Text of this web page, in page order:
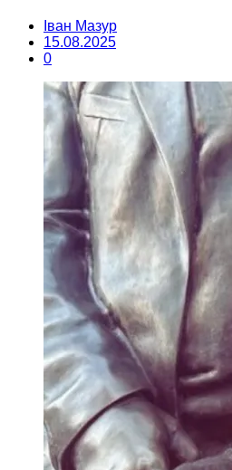
Іван Мазур
15.08.2025
0